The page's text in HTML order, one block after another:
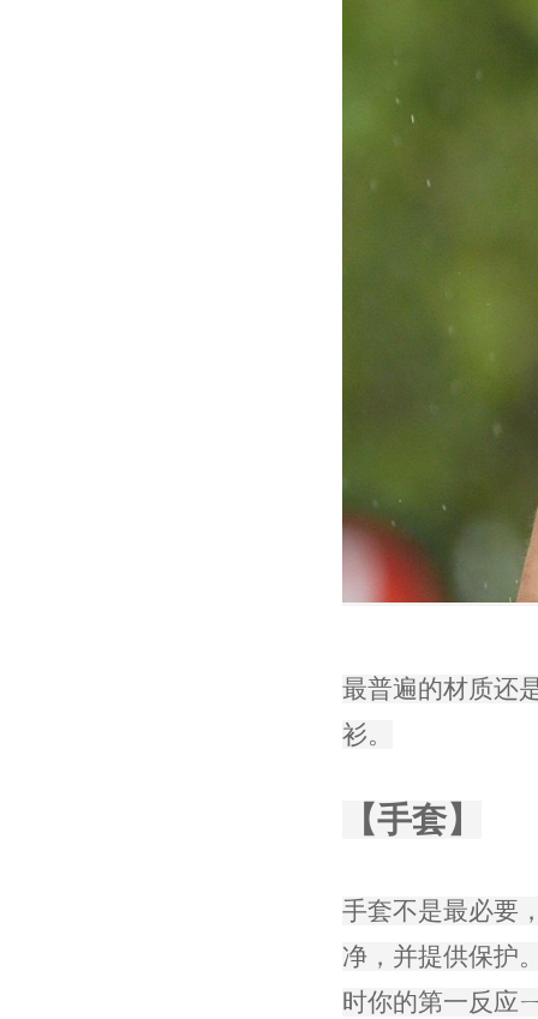
最普遍的材质还
衫。
【手套】
手套不是最必要
净，并提供保护
时你的第一反应